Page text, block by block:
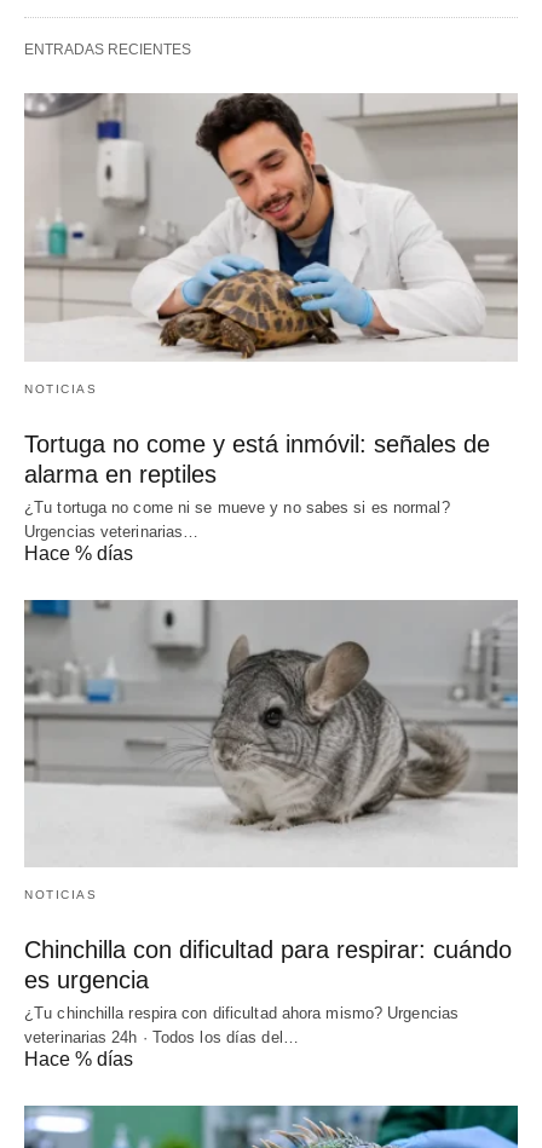
ENTRADAS RECIENTES
NOTICIAS
Tortuga no come y está inmóvil: señales de
alarma en reptiles
¿Tu tortuga no come ni se mueve y no sabes si es normal?
Urgencias veterinarias…
Hace % días
NOTICIAS
Chinchilla con dificultad para respirar: cuándo
es urgencia
¿Tu chinchilla respira con dificultad ahora mismo? Urgencias
veterinarias 24h · Todos los días del…
Hace % días